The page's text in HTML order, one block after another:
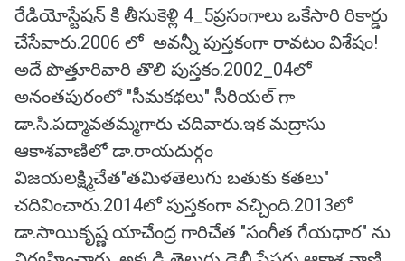
రేడియోస్టేషన్ కి తీసుకెళ్లి 4_5ప్రసంగాలు ఒకేసారి రికార్డు
చేసేవారు.2006 లో అవన్నీ పుస్తకంగా రావటం విశేషం!
అదే పొత్తూరివారి తొలి పుస్తకం.2002_04లో
అనంతపురంలో "సీమకథలు" సీరియల్ గా
డా.సి.పద్మావతమ్మగారు చదివారు.ఇక మద్రాసు
ఆకాశవాణిలో డా.రాయదుర్గం
విజయలక్ష్మిచేత"తమిళతెలుగు బతుకు కతలు"
చదివించారు.2014లో పుస్తకంగా వచ్చింది.2013లో
డా.సాయికృష్ణ యాచేంద్ర గారిచేత "సంగీత గేయధార" ను